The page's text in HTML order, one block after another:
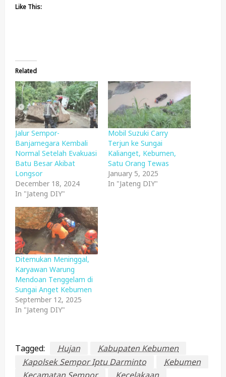
Like This:
Related
Jalur Sempor-
Banjarnegara Kembali
Normal Setelah Evakuasi
Batu Besar Akibat
Longsor
December 18, 2024
In "Jateng DIY"
Mobil Suzuki Carry
Terjun ke Sungai
Kalianget, Kebumen,
Satu Orang Tewas
January 5, 2025
In "Jateng DIY"
Ditemukan Meninggal,
Karyawan Warung
Mendoan Tenggelam di
Sungai Anget Kebumen
September 12, 2025
In "Jateng DIY"
Tagged: Hujan
Kabupaten Kebumen
Kapolsek Sempor Iptu Darminto
Kebumen